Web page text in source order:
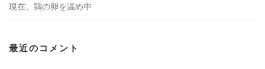
現在、鶏の卵を温め中
最近のコメント